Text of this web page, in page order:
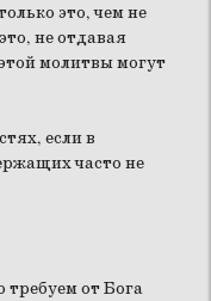
это, чем не
не отдавая
молитвы могут
если в
часто не
требуем от Бога